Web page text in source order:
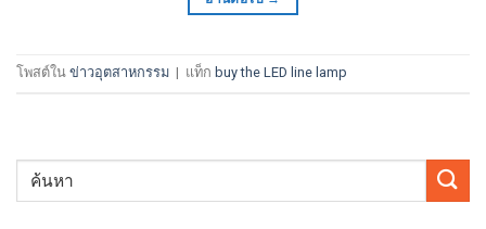
โพสต์ใน ข่าวอุตสาหกรรม | แท็ก buy the LED line lamp